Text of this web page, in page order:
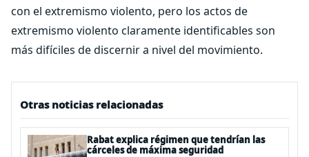
con el extremismo violento, pero los actos de
extremismo violento claramente identificables son
más difíciles de discernir a nivel del movimiento.
Otras noticias relacionadas
Rabat explica régimen que tendrían las
cárceles de máxima seguridad